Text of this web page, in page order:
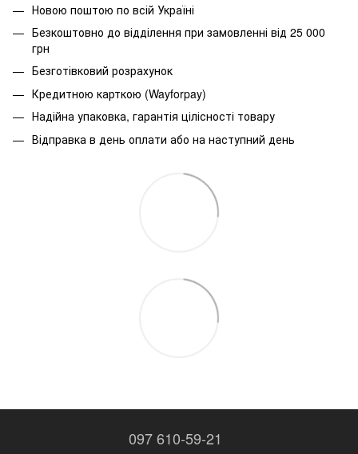
Новою поштою по всій Україні
Безкоштовно до відділення при замовленні від 25 000
грн
Безготівковий розрахунок
Кредитною карткою (Wayforpay)
Надійна упаковка, гарантія цілісності товару
Відправка в день оплати або на наступний день
097 610-59-21